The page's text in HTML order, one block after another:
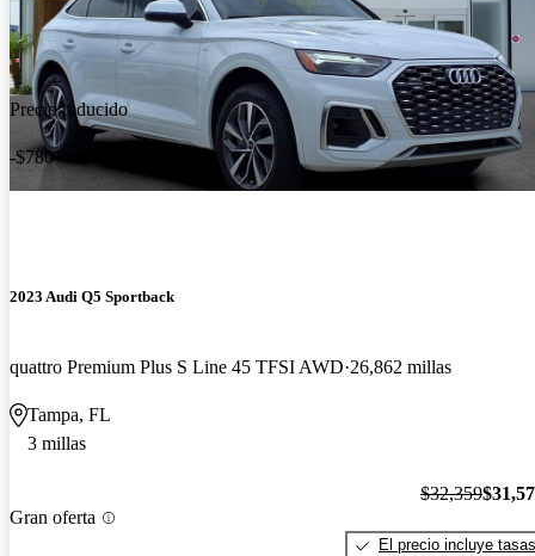
Precio reducido
-$780
2023 Audi Q5 Sportback
quattro Premium Plus S Line 45 TFSI AWD 26,862 millas
Tampa, FL
3 millas
Gran oferta
$32,359
El precio incluye tasas